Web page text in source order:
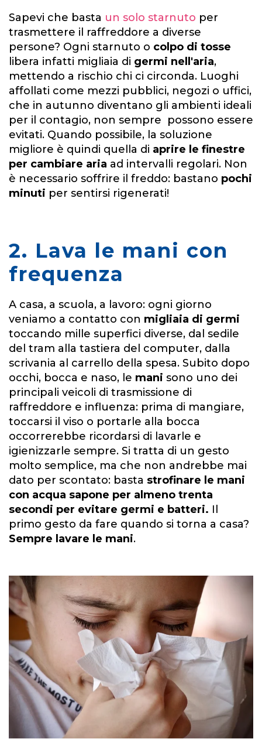
Sapevi che basta un solo starnuto per
trasmettere il raffreddore a diverse
persone? Ogni starnuto o colpo di tosse
libera infatti migliaia di germi nell'aria,
mettendo a rischio chi ci circonda. Luoghi
affollati come mezzi pubblici, negozi o uffici,
che in autunno diventano gli ambienti ideali
per il contagio, non sempre possono essere
evitati. Quando possibile, la soluzione
migliore è quindi quella di aprire le finestre
per cambiare aria ad intervalli regolari. Non
è necessario soffrire il freddo: bastano pochi
minuti per sentirsi rigenerati!
2. Lava le mani con
frequenza
A casa, a scuola, a lavoro: ogni giorno
veniamo a contatto con migliaia di germi
toccando mille superfici diverse, dal sedile
del tram alla tastiera del computer, dalla
scrivania al carrello della spesa. Subito dopo
occhi, bocca e naso, le mani sono uno dei
principali veicoli di trasmissione di
raffreddore e influenza: prima di mangiare,
toccarsi il viso o portarle alla bocca
occorrerebbe ricordarsi di lavarle e
igienizzarle sempre. Si tratta di un gesto
molto semplice, ma che non andrebbe mai
dato per scontato: basta strofinare le mani
con acqua sapone per almeno trenta
secondi per evitare germi e batteri. Il
primo gesto da fare quando si torna a casa?
Sempre lavare le mani.